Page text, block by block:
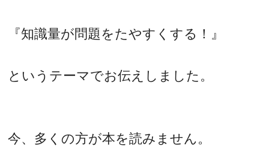
『知識量が問題をたやすくする！』
というテーマでお伝えしました。
今、多くの方が本を読みません。